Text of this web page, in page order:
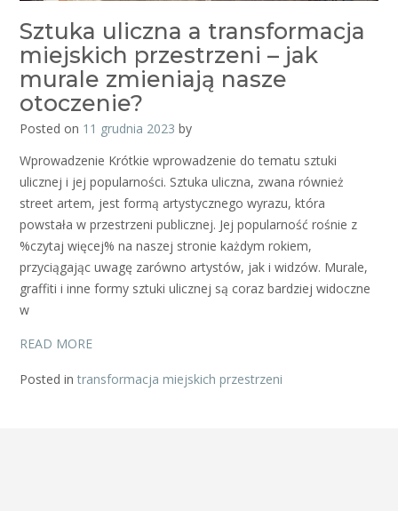
Sztuka uliczna a transformacja
miejskich przestrzeni – jak
murale zmieniają nasze
otoczenie?
Posted on 11 grudnia 2023 by
Wprowadzenie Krótkie wprowadzenie do tematu sztuki
ulicznej i jej popularności. Sztuka uliczna, zwana również
street artem, jest formą artystycznego wyrazu, która
powstała w przestrzeni publicznej. Jej popularność rośnie z
%czytaj więcej% na naszej stronie każdym rokiem,
przyciągając uwagę zarówno artystów, jak i widzów. Murale,
graffiti i inne formy sztuki ulicznej są coraz bardziej widoczne
w
READ MORE
Posted in transformacja miejskich przestrzeni